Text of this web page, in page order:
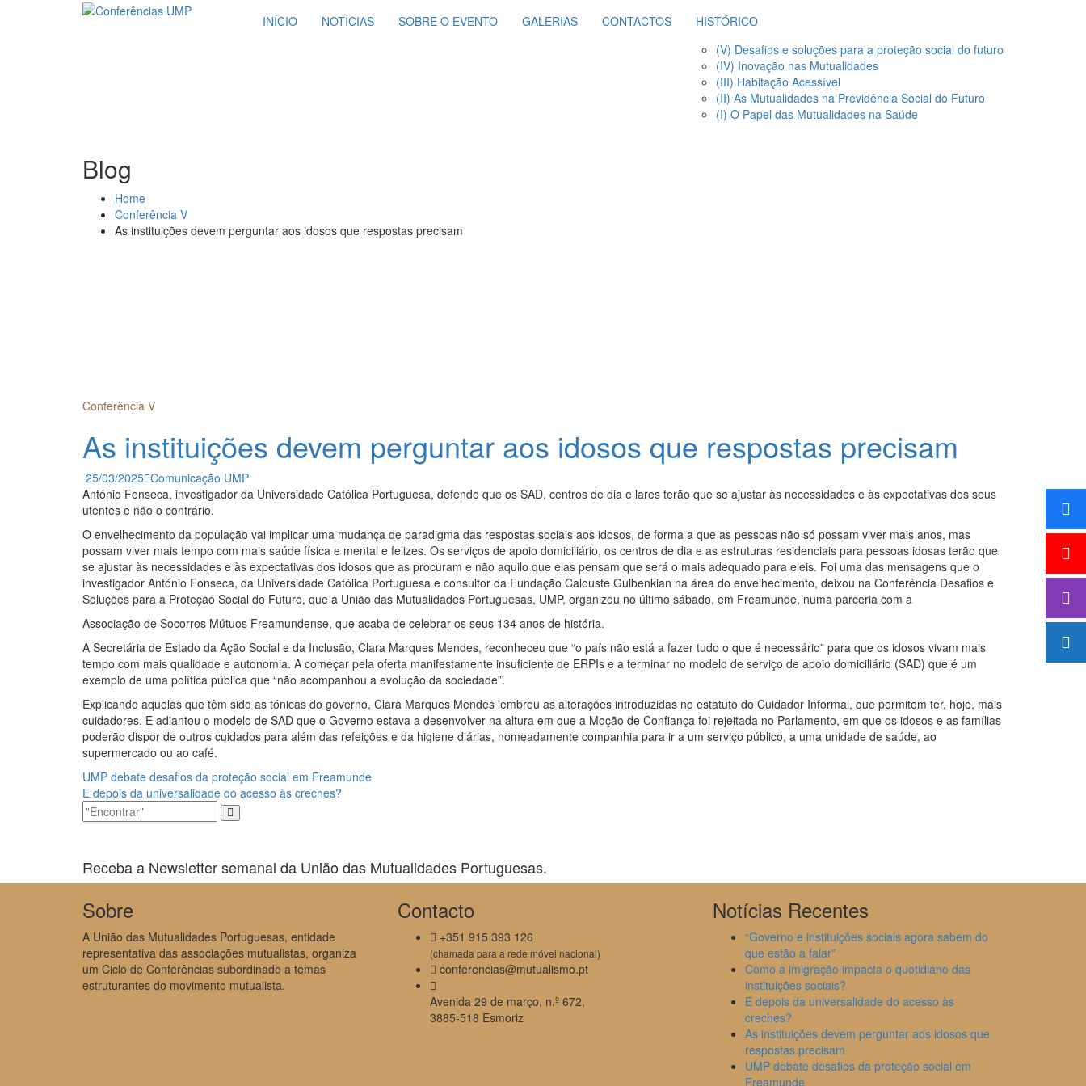
INÍCIO NOTÍCIAS SOBRE O EVENTO GALERIAS CONTACTOS
HISTÓRICO
(V) Desafios e soluções para a proteção social do futuro
(IV) Inovação nas Mutualidades
(III) Habitação Acessível
(II) As Mutualidades na Previdência Social do Futuro
(I) O Papel das Mutualidades na Saúde
Blog
Home
Conferência V
As instituições devem perguntar aos idosos que respostas precisam
Conferência V
As instituições devem perguntar aos idosos que respostas precisam
25/03/2025 Comunicação UMP
António Fonseca, investigador da Universidade Católica Portuguesa, defende que os SAD, centros de dia e lares terão que se ajustar às necessidades e às expectativas dos seus
utentes e não o contrário.
O envelhecimento da população vai implicar uma mudança de paradigma das respostas sociais aos idosos, de forma a que as pessoas não só possam viver mais anos, mas
possam viver mais tempo com mais saúde física e mental e felizes. Os serviços de apoio domiciliário, os centros de dia e as estruturas residenciais para pessoas idosas terão que
se ajustar às necessidades e às expectativas dos idosos que as procuram e não aquilo que elas pensam que será o mais adequado para eleis. Foi uma das mensagens que o
investigador António Fonseca, da Universidade Católica Portuguesa e consultor da Fundação Calouste Gulbenkian na área do envelhecimento, deixou na Conferência Desafios e
Soluções para a Proteção Social do Futuro, que a União das Mutualidades Portuguesas, UMP, organizou no último sábado, em Freamunde, numa parceria com a
Associação de Socorros Mútuos Freamundense, que acaba de celebrar os seus 134 anos de história.
A Secretária de Estado da Ação Social e da Inclusão, Clara Marques Mendes, reconheceu que “o país não está a fazer tudo o que é necessário” para que os idosos vivam mais
tempo com mais qualidade e autonomia. A começar pela oferta manifestamente insuficiente de ERPIs e a terminar no modelo de serviço de apoio domiciliário (SAD) que é um
exemplo de uma política pública que “não acompanhou a evolução da sociedade”.
Explicando aquelas que têm sido as tónicas do governo, Clara Marques Mendes lembrou as alterações introduzidas no estatuto do Cuidador Informal, que permitem ter, hoje, mais
cuidadores. E adiantou o modelo de SAD que o Governo estava a desenvolver na altura em que a Moção de Confiança foi rejeitada no Parlamento, em que os idosos e as famílias
poderão dispor de outros cuidados para além das refeições e da higiene diárias, nomeadamente companhia para ir a um serviço público, a uma unidade de saúde, ao
supermercado ou ao café.
Navegação
de
UMP debate desafios da proteção social em Freamunde
E depois da universalidade do acesso às creches?
Receba a Newsletter semanal da União das Mutualidades Portuguesas.
Sobre
A União das Mutualidades Portuguesas, entidade
representativa das associações mutualistas, organiza
um Ciclo de Conferências subordinado a temas
estruturantes do movimento mutualista.
Contacto
+351 915 393 126
(chamada para a rede móvel nacional)
conferencias@mutualismo.pt
Avenida 29 de março, n.º 672,
3885-518 Esmoriz
Notícias Recentes
“Governo e instituições sociais agora sabem do
que estão a falar”
Como a imigração impacta o quotidiano das
instituições sociais?
E depois da universalidade do acesso às
creches?
As instituições devem perguntar aos idosos que
respostas precisam
UMP debate desafios da proteção social em
Freamunde